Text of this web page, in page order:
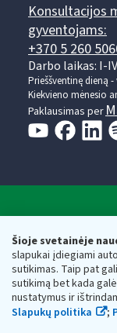
Šioje svetainėje
slapukai įdiegiami
sutikimas. Taip pat
sutikimą bet kada
nustatymus ir
Slapukų politika
;
Konsultacijos
gyventojams:
+370 5 260
Darbo laikas: I-
Prieššventinę dieną
Kiekvieno mėnesio
Paklausimas per
Respublikos
Biudžetinė įstaiga.
adresas: Vasario 16-
vmi@vmi.lt, E.
Duomenys apie
Respublikos finansų